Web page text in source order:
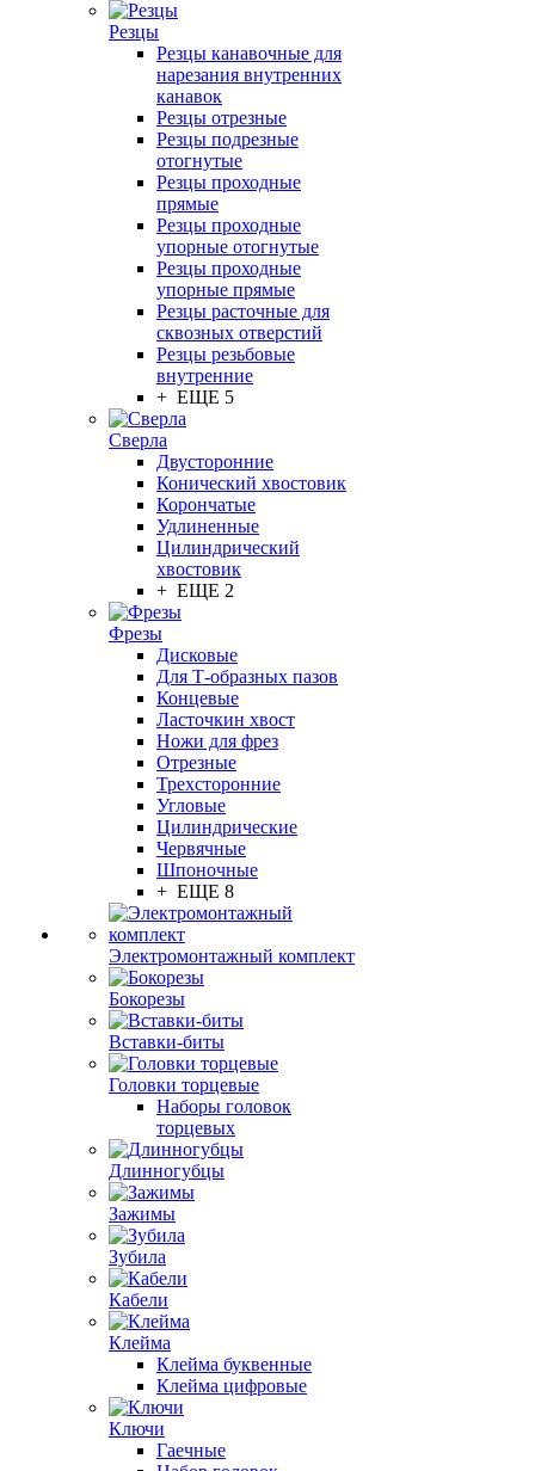
Резцы
Резцы канавочные для
нарезания внутренних
канавок
Резцы отрезные
Резцы подрезные
отогнутые
Резцы проходные
прямые
Резцы проходные
упорные отогнутые
Резцы проходные
упорные прямые
Резцы расточные для
сквозных отверстий
Резцы резьбовые
внутренние
+ ЕЩЕ 5
Сверла
Двусторонние
Конический хвостовик
Корончатые
Удлиненные
Цилиндрический
хвостовик
+ ЕЩЕ 2
Фрезы
Дисковые
Для Т-образных пазов
Концевые
Ласточкин хвост
Ножи для фрез
Отрезные
Трехсторонние
Угловые
Цилиндрические
Червячные
Шпоночные
+ ЕЩЕ 8
Электромонтажный комплект
Бокорезы
Вставки-биты
Головки торцевые
Наборы головок
торцевых
Длинногубцы
Зажимы
Зубила
Кабели
Клейма
Клейма буквенные
Клейма цифровые
Ключи
Гаечные